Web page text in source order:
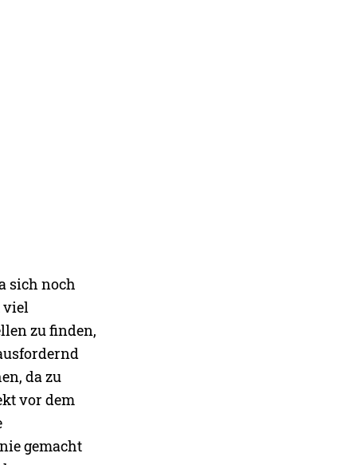
sich noch
viel
zu finden,
da zu
vor dem
gemacht